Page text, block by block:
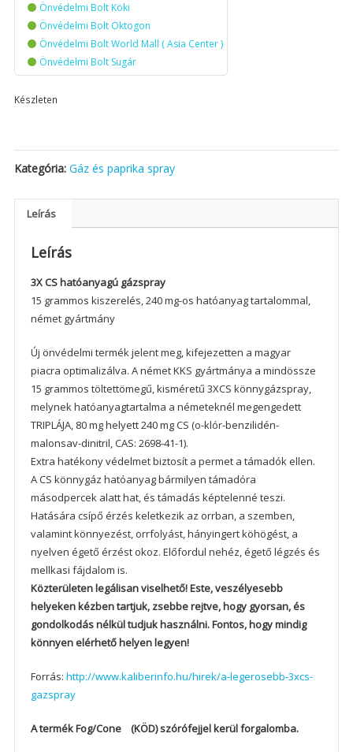
Önvédelmi Bolt Köki
Önvédelmi Bolt Oktogon
Önvédelmi Bolt World Mall ( Asia Center )
Önvédelmi Bolt Sugár
Készleten
Kategória: Gáz és paprika spray
Leírás
Leírás
3X CS hatóanyagú gázspray
15 grammos kiszerelés, 240 mg-os hatóanyag tartalommal,
német gyártmány
Új önvédelmi termék jelent meg, kifejezetten a magyar
piacra optimalizálva. A német KKS gyártmánya a mindössze
15 grammos töltettömegű, kisméretű 3XCS könnygázspray,
melynek hatóanyagtartalma a németeknél megengedett
TRIPLÁJA, 80 mg helyett 240 mg CS (o-klór-benzilidén-
malonsav-dinitril, CAS: 2698-41-1).
Extra hatékony védelmet biztosít a permet a támadók ellen.
A CS könnygáz hatóanyag bármilyen támadóra
másodpercek alatt hat, és támadás képtelenné teszi.
Hatására csípő érzés keletkezik az orrban, a szemben,
valamint könnyezést, orrfolyást, hányingert köhögést, a
nyelven égető érzést okoz. Előfordul nehéz, égető légzés és
mellkasi fájdalom is.
Közterületen legálisan viselhető! Este, veszélyesebb
helyeken kézben tartjuk, zsebbe rejtve, hogy gyorsan, és
gondolkodás nélkül tudjuk használni. Fontos, hogy mindig
könnyen elérhető helyen legyen!
Forrás: http://www.kaliberinfo.hu/hirek/a-legerosebb-3xcs-
gazspray
A termék Fog/Cone (KÖD) szórófejjel kerül forgalomba.